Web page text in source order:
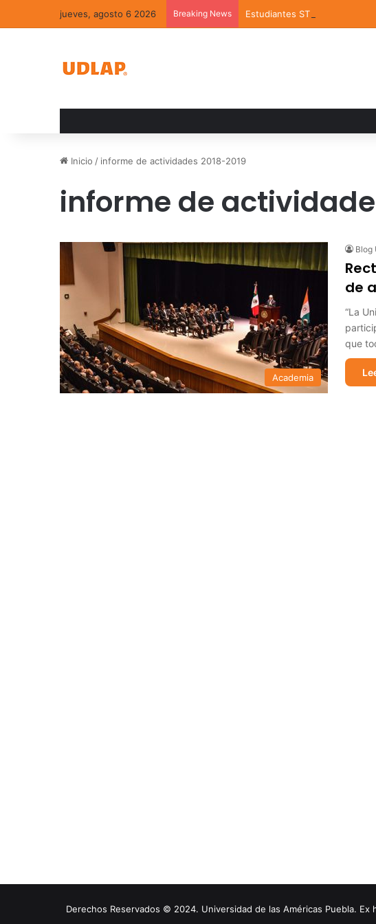
jueves, agosto 6 2026 Breaking News Estudiantes STEM de la
Inicio / informe de actividades 2018-2019
informe de
Academia
Blog
de
“La
que
Derechos Reservados © 2024. Universidad de las Américas Puebla. Ex